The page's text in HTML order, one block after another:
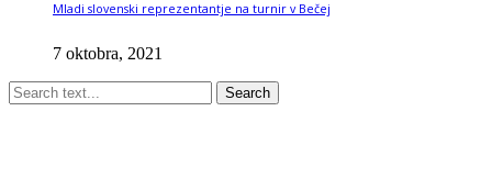
Mladi slovenski reprezentantje na turnir v Bečej
7 oktobra, 2021
Search